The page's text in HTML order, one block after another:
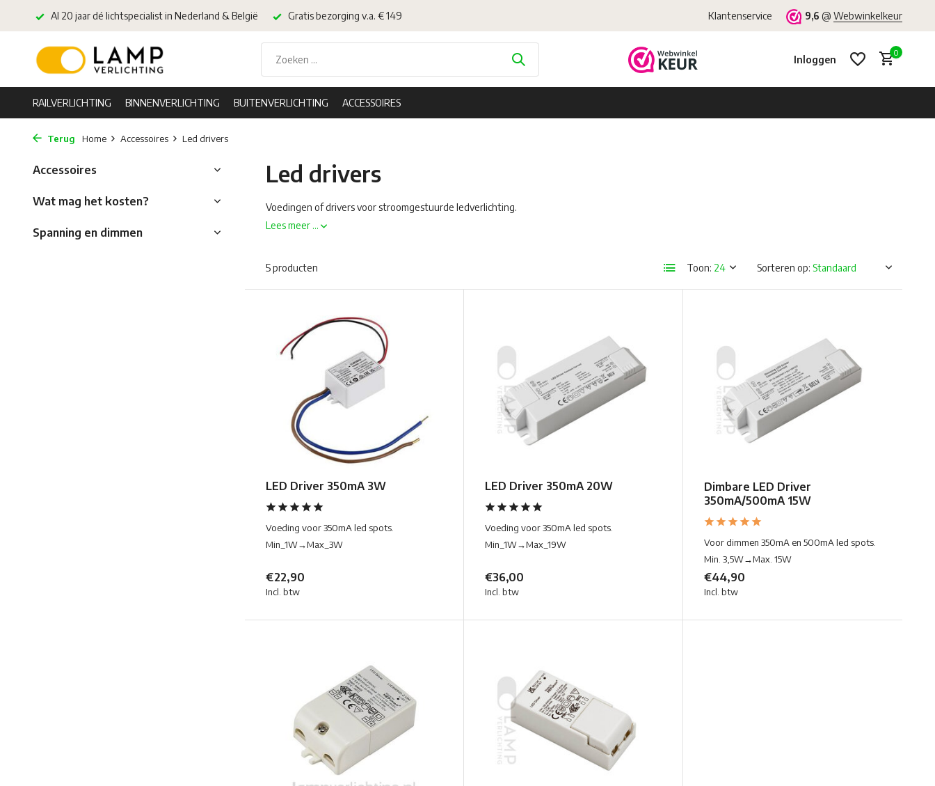
Al 20 jaar dé lichtspecialist in Nederland & België Gratis bezorging v.a. € 149 Klantenservice 9,6 @ Webwinkelkeur
Inloggen
0
RAILVERLICHTING BINNENVERLICHTING BUITENVERLICHTING ACCESSOIRES
Terug Home Accessoires Led drivers
Accessoires
Wat mag het kosten?
Spanning en dimmen
Led drivers
Voedingen of drivers voor stroomgestuurde ledverlichting.
Lees meer ...
5 producten Toon: Sorteren op:
LED Driver 350mA 3W
Voeding voor 350mA led spots.
Min_1W→Max_3W
€22,90
Incl. btw
LED Driver 350mA 20W
Voeding voor 350mA led spots.
Min_1W→Max_19W
€36,00
Incl. btw
Dimbare LED Driver
350mA/500mA 15W
Voor dimmen 350mA en 500mA led spots.
Min. 3,5W→Max. 15W
€44,90
Incl. btw